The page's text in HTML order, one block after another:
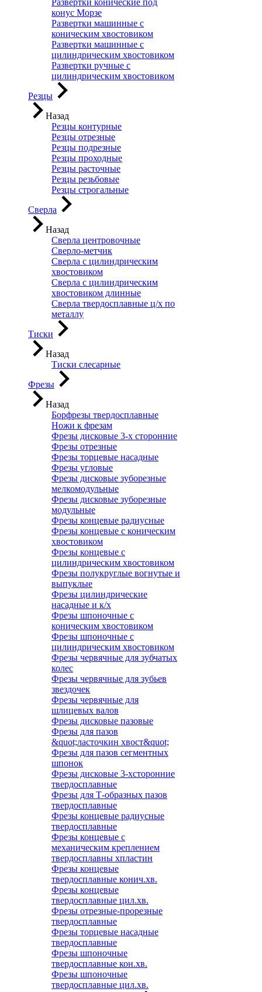
Развертки конические под
конус Морзе
Развертки машинные с
коническим хвостовиком
Развертки машинные с
цилиндрическим хвостовиком
Развертки ручные с
цилиндрическим хвостовиком
Резцы
Назад
Резцы контурные
Резцы отрезные
Резцы подрезные
Резцы проходные
Резцы расточные
Резцы резьбовые
Резцы строгальные
Сверла
Назад
Сверла центровочные
Сверло-метчик
Сверла с цилиндрическим
хвостовиком
Сверла с цилиндрическим
хвостовиком длинные
Сверла твердосплавные ц/х по
металлу
Тиски
Назад
Тиски слесарные
Фрезы
Назад
Борфрезы твердосплавные
Ножи к фрезам
Фрезы дисковые 3-х сторонние
Фрезы отрезные
Фрезы торцевые насадные
Фрезы угловые
Фрезы дисковые зуборезные
мелкомодульные
Фрезы дисковые зуборезные
модульные
Фрезы концевые радиусные
Фрезы концевые с коническим
хвостовиком
Фрезы концевые с
цилиндрическим хвостовиком
Фрезы полукруглые вогнутые и
выпуклые
Фрезы цилиндрические
насадные и к/х
Фрезы шпоночные с
коническим хвостовиком
Фрезы шпоночные с
цилиндрическим хвостовиком
Фрезы червячные для зубчатых
колес
Фрезы червячные для зубьев
звездочек
Фрезы червячные для
шлицевых валов
Фрезы дисковые пазовые
Фрезы для пазов
&quot;ласточкин хвост&quot;
Фрезы для пазов сегментных
шпонок
Фрезы дисковые 3-хсторонние
твердосплавные
Фрезы для Т-образных пазов
твердосплавные
Фрезы концевые радиусные
твердосплавные
Фрезы концевые с
механическим креплением
твердосплавны хпластин
Фрезы концевые
твердосплавные конич.хв.
Фрезы концевые
твердосплавные цил.хв.
Фрезы отрезные-прорезные
твердосплавные
Фрезы торцевые насадные
твердосплавные
Фрезы шпоночные
твердосплавные кон.хв.
Фрезы шпоночные
твердосплавные цил.хв.